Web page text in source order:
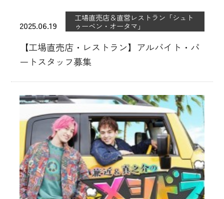
2025.06.19
工場直売店＆直営レストラン「シュト
ゥーベン・オータマ」
【工場直売店・レストラン】アルバイト・パ
ートスタッフ募集